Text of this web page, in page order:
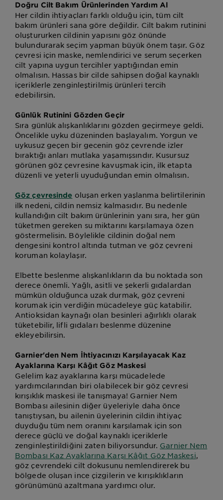
Doğru Cilt Bakım Ürünlerinden Yardım Al
Her cildin ihtiyaçları farklı olduğu için, tüm cilt
bakım ürünleri sana göre değildir. Cilt bakım rutinini
oluştururken cildinin yapısını göz önünde
bulundurarak seçim yapman büyük önem taşır. Göz
çevresi için maske, nemlendirici ve serum seçerken
cilt yapına uygun tercihler yaptığından emin
olmalısın. Hassas bir cilde sahipsen doğal kaynaklı
içeriklerle zenginleştirilmiş ürünleri tercih
edebilirsin.
Günlük Rutinini Gözden Geçir
Sıra günlük alışkanlıklarını gözden geçirmeye geldi.
Öncelikle uyku düzeninden başlayalım. Yorgun ve
uykusuz geçen bir gecenin göz çevrende izler
bıraktığı anları mutlaka yaşamışsındır. Kusursuz
görünen göz çevresine kavuşmak için, ilk etapta
düzenli ve yeterli uyuduğundan emin olmalısın.
Göz çevresinde oluşan erken yaşlanma belirtilerinin
ilk nedeni, cildin nemsiz kalmasıdır. Bu nedenle
kullandığın cilt bakım ürünlerinin yanı sıra, her gün
tüketmen gereken su miktarını karşılamaya özen
göstermelisin. Böylelikle cildinin doğal nem
dengesini kontrol altında tutman ve göz çevreni
koruman kolaylaşır.
Elbette beslenme alışkanlıkların da bu noktada son
derece önemli. Yağlı, asitli ve şekerli gıdalardan
mümkün olduğunca uzak durmak, göz çevreni
korumak için verdiğin mücadeleye güç katabilir.
Antioksidan kaynağı olan besinleri ağırlıklı olarak
tüketebilir, lifli gıdaları beslenme düzenine
ekleyebilirsin.
Garnier'den Nem İhtiyacınızı Karşılayacak Kaz
Ayaklarına Karşı Kâğıt Göz Maskesi
Gelelim kaz ayaklarına karşı mücadelede
yardımcılarından biri olabilecek bir göz çevresi
kırışıklık maskesi ile tanışmaya! Garnier Nem
Bombası ailesinin diğer üyeleriyle daha önce
tanıştıysan, bu ailenin üyelerinin cildin ihtiyaç
duyduğu tüm nem oranını karşılamak için son
derece güçlü ve doğal kaynaklı içeriklerle
zenginleştirildiğini zaten biliyorsundur. Garnier Nem
Bombası Kaz Ayaklarına Karşı Kâğıt Göz Maskesi,
göz çevrendeki cilt dokusunu nemlendirerek bu
bölgede oluşan ince çizgilerin ve kırışıklıkların
görünümünü azaltmana yardımcı olur.